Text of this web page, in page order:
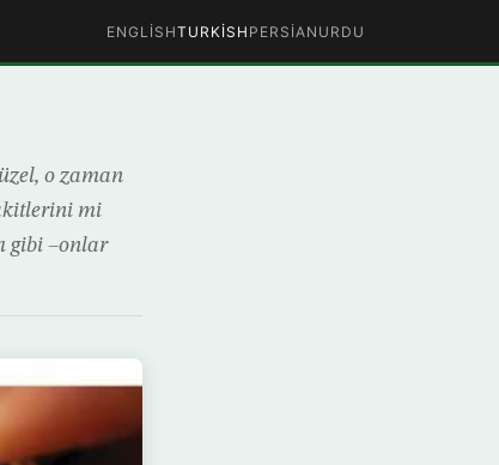
ENGLISHTURKISH PERSIAN URDU
o zaman
mi
gibi –onlar